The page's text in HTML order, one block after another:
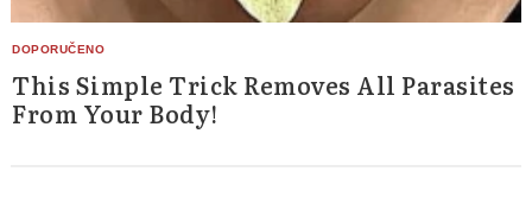
This Simple Trick Removes All Parasites
From Your Body!
Search
for: